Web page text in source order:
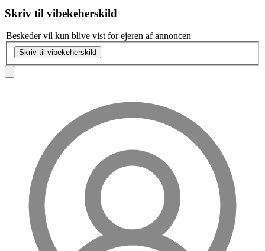
Skriv til vibekeherskild
Beskeder vil kun blive vist for ejeren af annoncen
Skriv til vibekeherskild